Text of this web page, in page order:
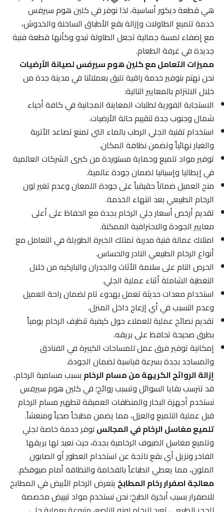
هي قطعة ديكور أساسية، لذا نوفر في كلين هوم سيرفس
خدمة تلميع الطاولات وإزالة بقع الأطباق الساخنة والخدوش،
مع إضفاء لمسة جمالية تجعل الطاولة تبدو وكأنها قطعة فنية
جديدة في غرفة الطعام.
مميزات التعامل مع كلين هوم سيرفس لصيانة الأرضيات
نحن نهتم بتوفير خدمة راقية تليق بعملائنا في مدينة جدة من
خلال الالتزام بالمعايير التالية:
الاستجابة الفورية لطلبات المعاينة المجانية في كافة أحياء
شمال وجنوب جدة لتقييم حالة الأرضيات.
استخدام تقنية الجلي الرطب بالماء التي تمنع تصاعد الأتربة
والغبار نهائياً وتضمن نظافة المكان.
توفير مواد تلميع وحماية مستوردة من كبرى الشركات العالمية
في إيطاليا وإسبانيا لضمان جودة عالمية.
منح العميل ضماناً حقيقياً على جودة اللمعان وعدم تغير لون
الرخام الطبيعي بعد انتهاء الخدمة.
تقديم أرخص أسعار جلي الرخام بجدة مع الحفاظ على أعلى
معايير الجودة والاحترافية الممكنة.
امتلاك عمالة فنية مدربة تمتلك الخبرة الطويلة في التعامل مع
أنواع الرخام الطبيعي النادر والحساس.
الحرص التام على سلامة الأثاث والجدران والباركيه من خلال
التغطية الشاملة أثناء عملية الجلي.
استخدام معدات حديثة تعمل بهدوء تام لضمان راحة العميل
وعدم التسبب في أي إزعاج داخل المنزل.
تقديم نصائح عملية للعملاء حول كيفية تنظيف الرخام يومياً
بطرق صحيحة تحافظ على بريقه.
إمكانية توفير فرق عمل للمساحات الكبيرة في الفنادق
والمساجد بجدة بسرعة قياسية لضمان الجودة.
إزالة الروائح الكريهة من مسام الرخامبسبب مسامية الرخام،
قد تترسب بقايا السوائل وتسبب روائح؛ في كلين هوم سيرفس
نستخدم أجهزة البخار والمنظفات العميقة لتطهير مسام الرخام
قبل عملية التلميع والعزل، مما يضمن مطبخاً صحياً ومنعشاً.
تلميع مغاسل الرخام في المجالسنوفر خدمة خاصة لجلي
وتلميع مغاسل الضيوف الرخامية بجدة، حيث نعيد لها بريقها
الفاخر ونزيل أي بقع ناتجة عن استخدام العطور أو الصابون
الملون، مما يعطي انطباعاً بالفخامة والنظافة أمام ضيوفكم.
معالجة اصفرار رخام المطابخيتعرض الرخام الأبيض في المطابخ
للاصفرار بسبب أبخرة الطبخ؛ نحن نستخدم مواد تبييض مخصصة